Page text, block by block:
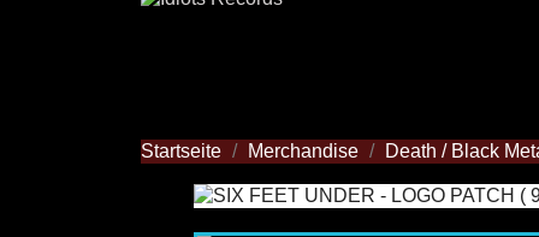
Startseite Merchandise Death / Black